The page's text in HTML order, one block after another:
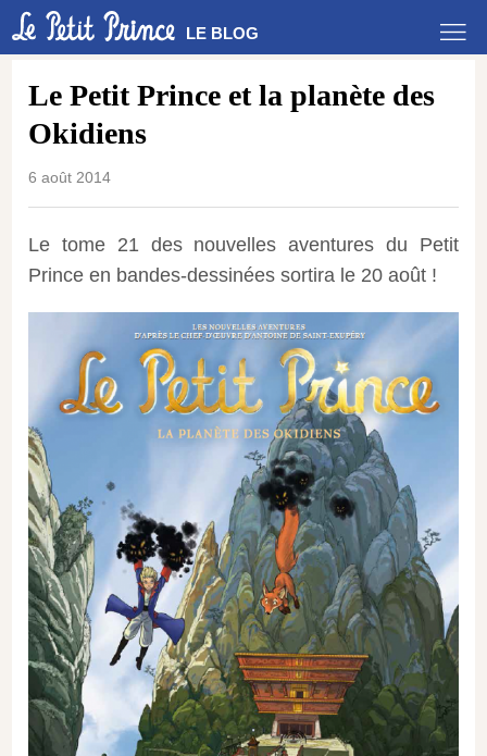
LE BLOG
Le Petit Prince et la planète des
Okidiens
6 août 2014
Le tome 21 des nouvelles aventures du Petit
Prince en bandes-dessinées sortira le 20 août !